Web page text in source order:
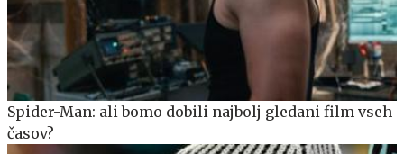
Spider-Man: ali bomo dobili najbolj gledani film vseh
časov?